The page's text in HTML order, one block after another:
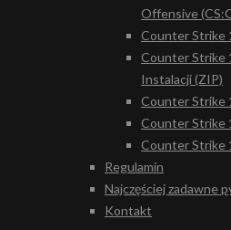
Offensive
Counter Strike
Counter Strike
Instalacji (ZIP)
Counter Strike
Counter Strike
Counter Strike
Regulamin
Najczęściej zadawne
Kontakt